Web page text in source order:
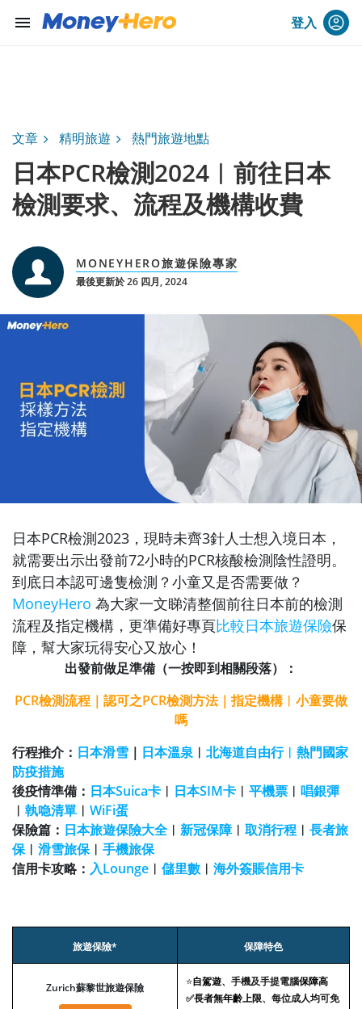
menu 登入
文章 精明旅遊 熱門旅遊地點
日本PCR檢測2024︱前往日本
檢測要求、流程及機構收費
MONEYHERO旅遊保險專家
最後更新於 26 四月, 2024
日本PCR檢測2023，現時未齊3針人士想入境日本，
就需要出示出發前72小時的PCR核酸檢測陰性證明。
到底日本認可邊隻檢測？小童又是否需要做？
MoneyHero 為大家一文睇清整個前往日本前的檢測
流程及指定機構，更準備好專頁比較日本旅遊保險保
障，幫大家玩得安心又放心！
出發前做足準備（一按即到相關段落）：
PCR檢測流程 ｜ 認可之PCR檢測方法｜指定機構︱ 小童要做
嗎
行程推介： 日本滑雪 ｜ 日本溫泉 ︱ 北海道自由行︱熱門國家
防疫措施
後疫情準備： 日本Suica卡 ︱ 日本SIM卡 ︱ 平機票 ︱ 唱銀彈
︱ 執喼清單 ︱ WiFi蛋
保險篇： 日本旅遊保險大全 ︱ 新冠保障︱ 取消行程 ︱ 長者旅
保︱ 滑雪旅保︱ 手機旅保
信用卡攻略： 入Lounge ︱ 儲里數 ︱ 海外簽賬信用卡
旅遊保險* 保障特色
Zurich蘇黎世旅遊保險 ⭐自駕遊、手機及手提電腦保障高
✅長者無年齡上限、每位成人均可免